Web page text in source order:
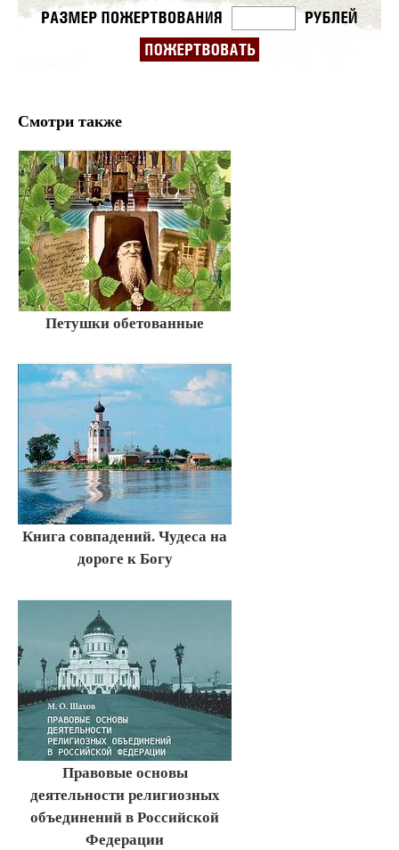
Смотри также
Петушки обетованные
Книга совпадений. Чудеса на
дороге к Богу
Правовые основы
деятельности религиозных
объединений в Российской
Федерации